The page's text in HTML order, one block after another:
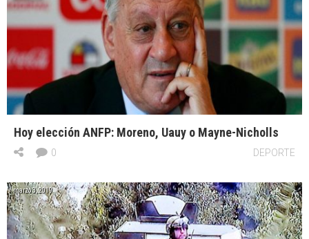
Hoy elección ANFP: Moreno, Uauy o Mayne-Nicholls
DEPORTE
0
marzo 3, 2019